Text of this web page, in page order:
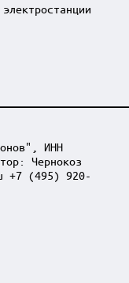
электростанции
ИНН
Чернокоз
+7 (495) 920-